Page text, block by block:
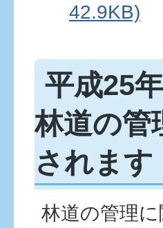
42.9KB)
平成25
林道の管
されます
林道の管理